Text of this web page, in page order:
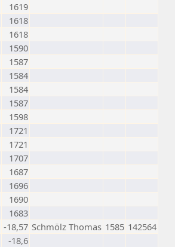
1619
1618
1618
1590
1587
1584
1584
1587
1598
1721
1721
1707
1687
1696
1690
1683
-18,57 Schmölz Thomas 1585 142564
-18,6